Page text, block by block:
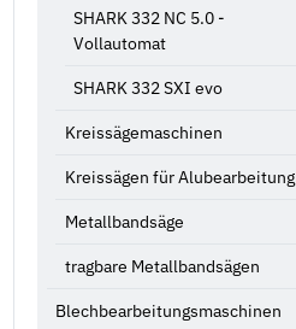
SHARK 332 NC 5.0 -
Vollautomat
SHARK 332 SXI evo
Kreissägemaschinen
Kreissägen für Alubearbeitung
Metallbandsäge
tragbare Metallbandsägen
Blechbearbeitungsmaschinen